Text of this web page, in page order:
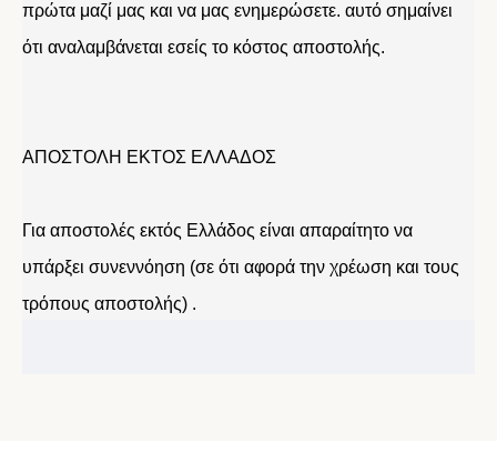
πρώτα μαζί μας και να μας ενημερώσετε. αυτό σημαίνει
ότι αναλαμβάνεται εσείς το κόστος αποστολής.
ΑΠΟΣΤΟΛΗ ΕΚΤΟΣ ΕΛΛΑΔΟΣ
Για αποστολές εκτός Ελλάδος είναι απαραίτητο να
υπάρξει συνεννόηση (σε ότι αφορά την χρέωση και τους
τρόπους αποστολής) .